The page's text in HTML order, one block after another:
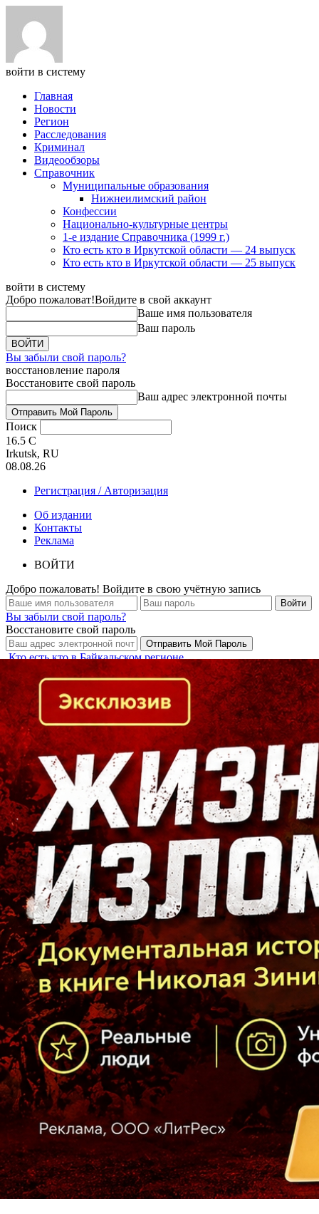
войти в систему
Главная
Новости
Регион
Расследования
Криминал
Видеообзоры
Справочник
Муниципальные образования
Нижнеилимский район
Конфессии
Национально-культурные центры
1-е издание Справочника (1999 г.)
Кто есть кто в Иркутской области — 24 выпуск
Кто есть кто в Иркутской области — 25 выпуск
войти в систему
Добро пожаловат!Войдите в свой аккаунт
Ваше имя пользователя
Ваш пароль
Вы забыли свой пароль?
восстановление пароля
Восстановите свой пароль
Ваш адрес электронной почты
Поиск
16.5 C
Irkutsk, RU
08.08.26
Регистрация / Авторизация
Об издании
Контакты
Реклама
ВОЙТИ
Добро пожаловать! Войдите в свою учётную запись
Вы забыли свой пароль?
Восстановите свой пароль
Кто есть кто в Байкальском регионе